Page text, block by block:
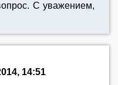
С уважением,
14:51